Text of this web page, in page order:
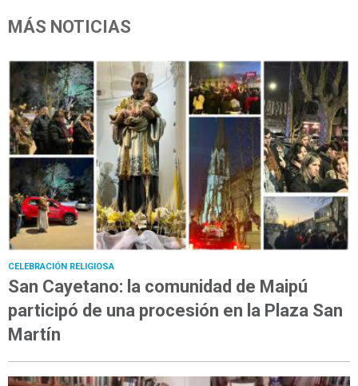
MÁS NOTICIAS
CELEBRACIÓN RELIGIOSA
San Cayetano: la comunidad de Maipú
participó de una procesión en la Plaza San
Martín